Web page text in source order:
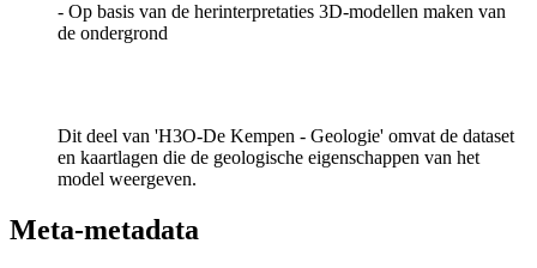
- Op basis van de herinterpretaties 3D-modellen maken van
de ondergrond
Dit deel van 'H3O-De Kempen - Geologie' omvat de dataset
en kaartlagen die de geologische eigenschappen van het
model weergeven.
Meta-metadata